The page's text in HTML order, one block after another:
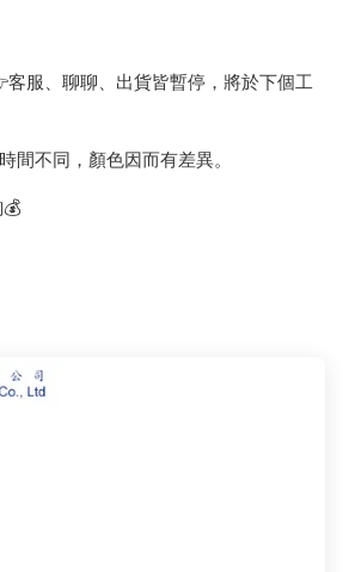
服、聊聊、出貨皆暫停，將於下個工
間不同，顏色因而有差異。